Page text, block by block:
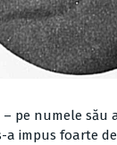
pe numele său
a impus foarte